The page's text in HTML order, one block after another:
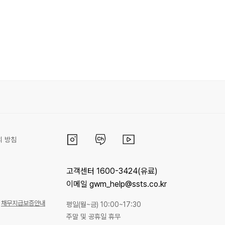
방침
채무지급보증안내
고객센터 1600-3424(유료)
이메일 gwm_help@ssts.co.kr
평일(월~금) 10:00~17:30
주말 및 공휴일 휴무